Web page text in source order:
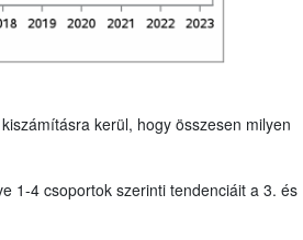
kerül, hogy összesen milyen
1-4 csoportok szerinti tendenciáit a 3. és